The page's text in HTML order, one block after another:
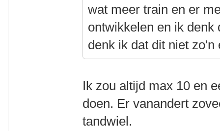
wat meer train en er
ontwikkelen en ik
denk ik dat dit niet
Ik zou altijd max 10 en
doen. Er vanandert
tandwiel.